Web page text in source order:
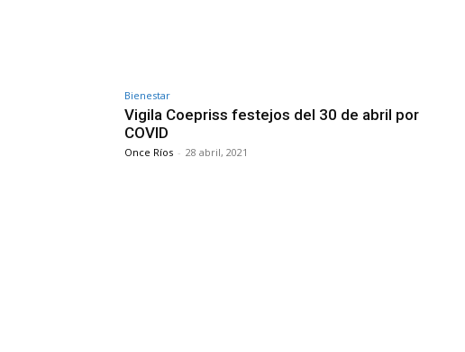
Bienestar
Vigila Coepriss festejos del 30 de abril por
COVID
Once Ríos - 28 abril, 2021